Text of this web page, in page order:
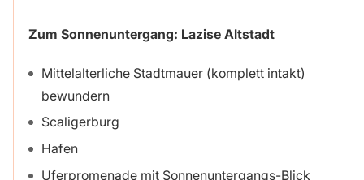
Zum Sonnenuntergang: Lazise Altstadt
Mittelalterliche Stadtmauer (komplett intakt)
bewundern
Scaligerburg
Hafen
Uferpromenade mit Sonnenuntergangs-Blick